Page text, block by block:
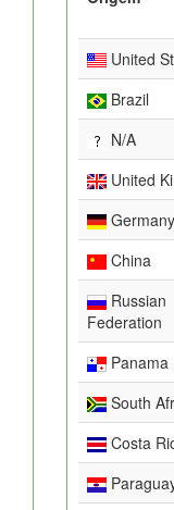
United
Brazil
N/A
United
Germany
China
Russian
Federation
Panama
South
Costa